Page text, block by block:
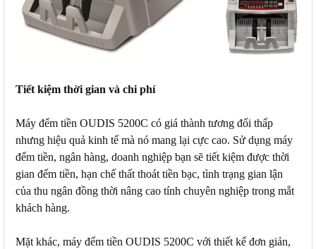
Tiết kiệm thời gian và chi phí
Máy đếm tiền OUDIS 5200C có giá thành tương đối thấp
nhưng hiệu quả kinh tế mà nó mang lại cực cao. Sử dụng máy
đếm tiền, ngân hàng, doanh nghiệp bạn sẽ tiết kiệm được thời
gian đếm tiền, hạn chế thất thoát tiền bạc, tình trạng gian lận
của thu ngân đồng thời nâng cao tính chuyên nghiệp trong mắt
khách hàng.
Mặt khác, máy đếm tiền OUDIS 5200C với thiết kế đơn giản,